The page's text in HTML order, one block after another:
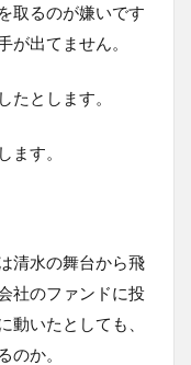
取るのが嫌いです
が出てません。
たとします。
ます。
清水の舞台から飛
社のファンドに投
動いたとしても、
のか。